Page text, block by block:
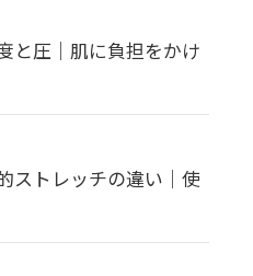
と圧｜肌に負担をかけ
ストレッチの違い｜使